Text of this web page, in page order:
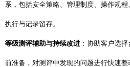
系，包括安全策略、管理制度、操作规
执行与记录留存。
等级测评辅助与持续改进 ：协助客户选
前准备，对测评中发现的问题进行快速